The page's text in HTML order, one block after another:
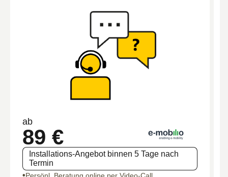
ab
89 €
Installations-Angebot binnen 5 Tage nach
Termin
Persönl. Beratung online per Video-Call